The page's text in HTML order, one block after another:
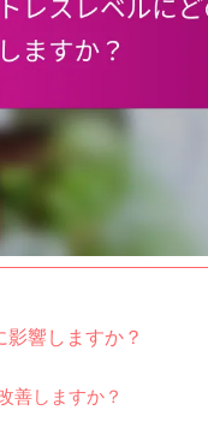
響しますか？
善しますか？